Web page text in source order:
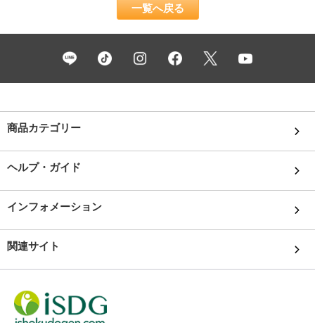
一覧へ戻る
商品カテゴリー
ヘルプ・ガイド
インフォメーション
関連サイト